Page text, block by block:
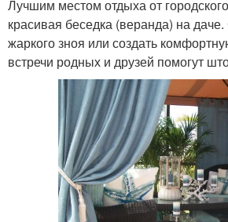
Лучшим местом отдыха от
красивая беседка (веранда) на
жаркого зноя или создать
встречи родных и друзей помогут